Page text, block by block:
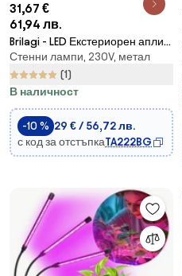
31,67 €
61,94 лв.
Brilagi - LED Екстериорен аплик
LUNA 1xE27/60W/230V IP44
Стенни лампи, 230V, метал
(1)
В наличност
-10 % 29 € / 56,72 лв.
с код за отстъпкаTA222BG